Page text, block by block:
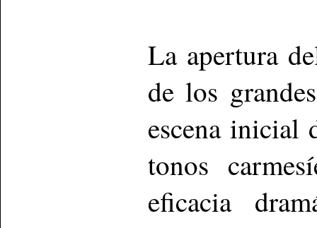
La apertura
de los
escena inicial
tonos
eficacia